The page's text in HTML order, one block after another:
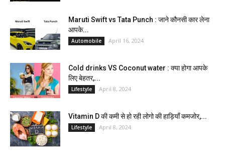
Maruti Swift vs Tata Punch : जाने कौनसी कार लेना
आपके...
Automobile April 16, 2024
Cold drinks VS Coconut water : क्या होगा आपके
लिए बेहतर,...
Lifestyle April 8, 2024
Vitamin D की कमी से हो रही लोगो की हाड़ियाँ कमजोर,...
Lifestyle April 8, 2024